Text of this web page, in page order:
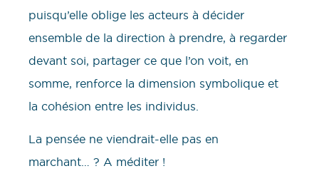
puisqu’elle oblige les acteurs à décider
ensemble de la direction à prendre, à regarder
devant soi, partager ce que l’on voit, en
somme, renforce la dimension symbolique et
la cohésion entre les individus.
La pensée ne viendrait-elle pas en
marchant… ? A méditer !